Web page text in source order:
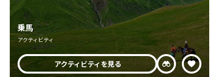
乗馬
アクティビティ
アクティビティを見る